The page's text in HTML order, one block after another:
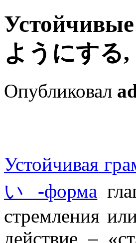
ようにする
Опубликовал
Устойчивая
い -форма
стремления
действие –